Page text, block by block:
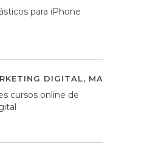
para iPhone
DIGITAL,
cursos online de